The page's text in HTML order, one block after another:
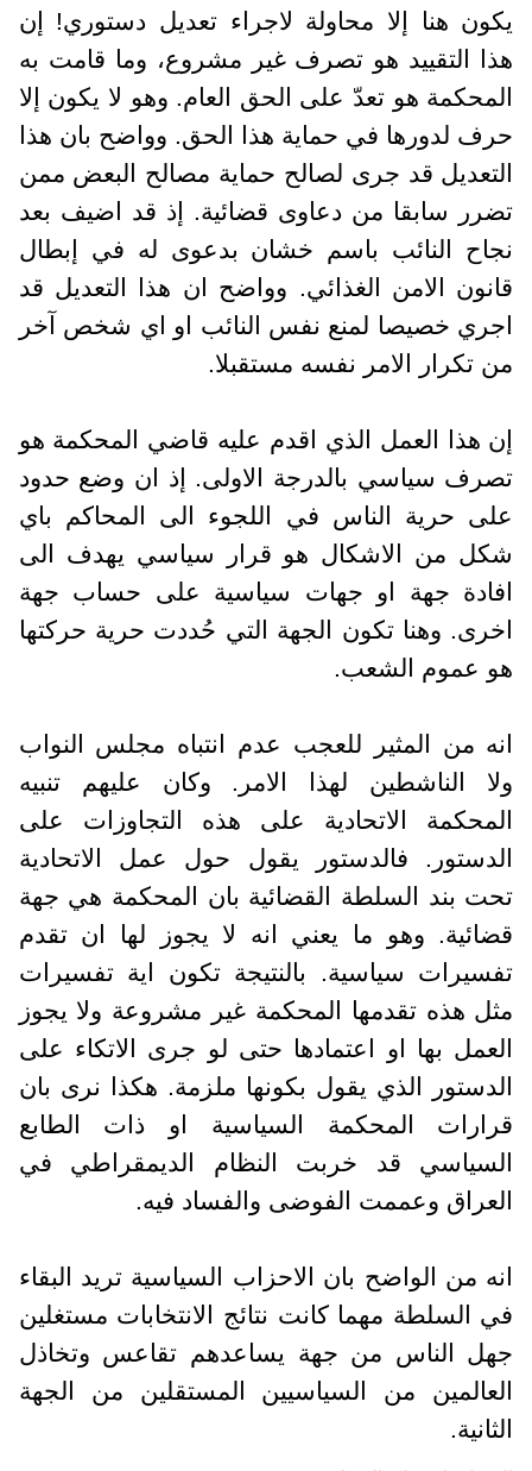
يكون هنا إلا محاولة لاجراء تعديل دستوري! إن
هذا التقييد هو تصرف غير مشروع، وما قامت به
المحكمة هو تعدّ على الحق العام. وهو لا يكون إلا
حرف لدورها في حماية هذا الحق. وواضح بان هذا
التعديل قد جرى لصالح حماية مصالح البعض ممن
تضرر سابقا من دعاوى قضائية. إذ قد اضيف بعد
نجاح النائب باسم خشان بدعوى له في إبطال
قانون الامن الغذائي. وواضح ان هذا التعديل قد
اجري خصيصا لمنع نفس النائب او اي شخص آخر
من تكرار الامر نفسه مستقبلا.
إن هذا العمل الذي اقدم عليه قاضي المحكمة هو
تصرف سياسي بالدرجة الاولى. إذ ان وضع حدود
على حرية الناس في اللجوء الى المحاكم باي
شكل من الاشكال هو قرار سياسي يهدف الى
افادة جهة او جهات سياسية على حساب جهة
اخرى. وهنا تكون الجهة التي حُددت حرية حركتها
هو عموم الشعب.
انه من المثير للعجب عدم انتباه مجلس النواب
ولا الناشطين لهذا الامر. وكان عليهم تنبيه
المحكمة الاتحادية على هذه التجاوزات على
الدستور. فالدستور يقول حول عمل الاتحادية
تحت بند السلطة القضائية بان المحكمة هي جهة
قضائية. وهو ما يعني انه لا يجوز لها ان تقدم
تفسيرات سياسية. بالنتيجة تكون اية تفسيرات
مثل هذه تقدمها المحكمة غير مشروعة ولا يجوز
العمل بها او اعتمادها حتى لو جرى الاتكاء على
الدستور الذي يقول بكونها ملزمة. هكذا نرى بان
قرارات المحكمة السياسية او ذات الطابع
السياسي قد خربت النظام الديمقراطي في
العراق وعممت الفوضى والفساد فيه.
انه من الواضح بان الاحزاب السياسية تريد البقاء
في السلطة مهما كانت نتائج الانتخابات مستغلين
جهل الناس من جهة يساعدهم تقاعس وتخاذل
العالمين من السياسيين المستقلين من الجهة
الثانية.